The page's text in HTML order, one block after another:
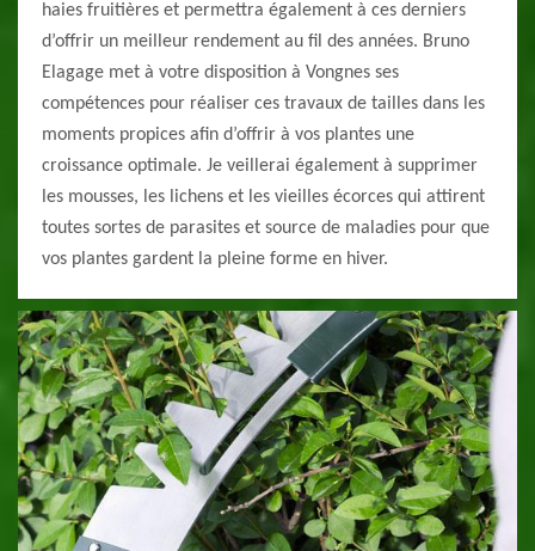
haies fruitières et permettra également à ces derniers
d’offrir un meilleur rendement au fil des années. Bruno
Elagage met à votre disposition à Vongnes ses
compétences pour réaliser ces travaux de tailles dans les
moments propices afin d’offrir à vos plantes une
croissance optimale. Je veillerai également à supprimer
les mousses, les lichens et les vieilles écorces qui attirent
toutes sortes de parasites et source de maladies pour que
vos plantes gardent la pleine forme en hiver.